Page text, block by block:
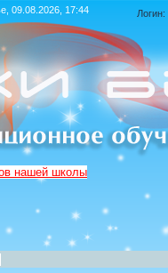
09.08.2026, 17:44 Логин:
нашей школы